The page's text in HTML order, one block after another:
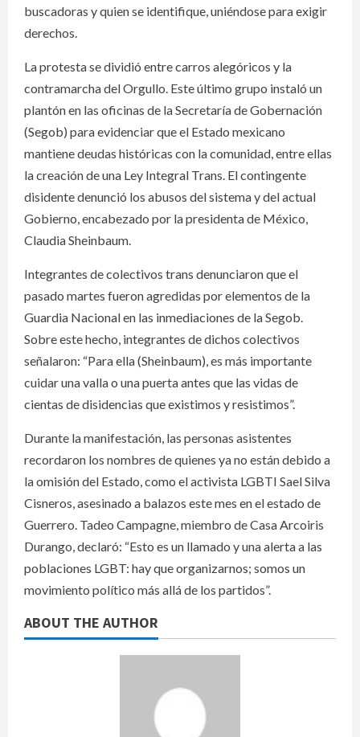
buscadoras y quien se identifique, uniéndose para exigir
derechos.
La protesta se dividió entre carros alegóricos y la
contramarcha del Orgullo. Este último grupo instaló un
plantón en las oficinas de la Secretaría de Gobernación
(Segob) para evidenciar que el Estado mexicano
mantiene deudas históricas con la comunidad, entre ellas
la creación de una Ley Integral Trans. El contingente
disidente denunció los abusos del sistema y del actual
Gobierno, encabezado por la presidenta de México,
Claudia Sheinbaum.
Integrantes de colectivos trans denunciaron que el
pasado martes fueron agredidas por elementos de la
Guardia Nacional en las inmediaciones de la Segob.
Sobre este hecho, integrantes de dichos colectivos
señalaron: “Para ella (Sheinbaum), es más importante
cuidar una valla o una puerta antes que las vidas de
cientas de disidencias que existimos y resistimos”.
Durante la manifestación, las personas asistentes
recordaron los nombres de quienes ya no están debido a
la omisión del Estado, como el activista LGBTI Sael Silva
Cisneros, asesinado a balazos este mes en el estado de
Guerrero. Tadeo Campagne, miembro de Casa Arcoiris
Durango, declaró: “Esto es un llamado y una alerta a las
poblaciones LGBT: hay que organizarnos; somos un
movimiento político más allá de los partidos”.
ABOUT THE AUTHOR